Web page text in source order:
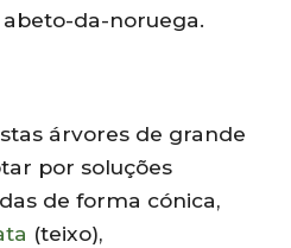
da-noruega.
árvores de grande
por soluções
de forma cónica,
(teixo),